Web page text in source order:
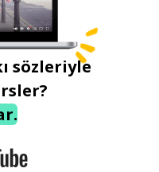
sözleriyle